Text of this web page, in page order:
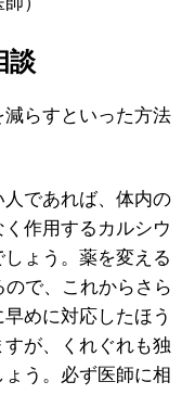
談
らすといった方法
人であれば、体内の
作用するカルシウ
ょう。薬を変える
で、これからさら
めに対応したほう
が、くれぐれも独
う。必ず医師に相